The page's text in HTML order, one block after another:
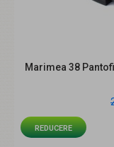
Descriere:
Marimea 38
REDUCERE